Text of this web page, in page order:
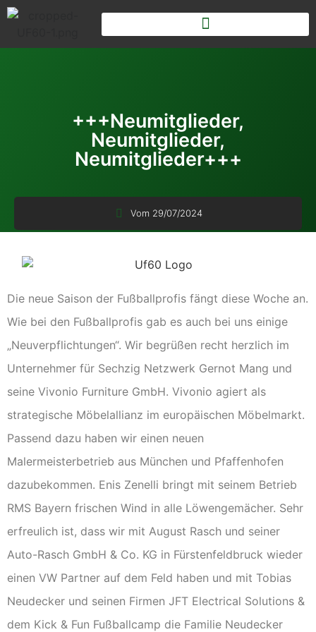
+++Neumitglieder,
Neumitglieder,
Neumitglieder+++
Vom 29/07/2024
Die neue Saison der Fußballprofis fängt diese Woche an.
Wie bei den Fußballprofis gab es auch bei uns einige
„Neuverpflichtungen“. Wir begrüßen recht herzlich im
Unternehmer für Sechzig Netzwerk Gernot Mang und
seine Vivonio Furniture GmbH. Vivonio agiert als
strategische Möbelallianz im europäischen Möbelmarkt.
Passend dazu haben wir einen neuen
Malermeisterbetrieb aus München und Pfaffenhofen
dazubekommen. Enis Zenelli bringt mit seinem Betrieb
RMS Bayern frischen Wind in alle Löwengemächer. Sehr
erfreulich ist, dass wir mit August Rasch und seiner
Auto-Rasch GmbH & Co. KG in Fürstenfeldbruck wieder
einen VW Partner auf dem Feld haben und mit Tobias
Neudecker und seinen Firmen JFT Electrical Solutions &
dem Kick & Fun Fußballcamp die Familie Neudecker